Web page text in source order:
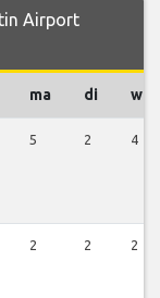
Airport
ma di wo
5 2 4
2 2 2